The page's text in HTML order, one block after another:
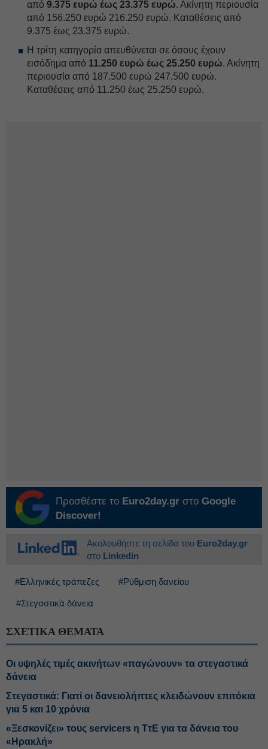
από 9.375 ευρώ έως 23.375 ευρώ. Ακίνητη περιουσία
από 156.250 ευρώ 216.250 ευρώ. Καταθέσεις από
9.375 έως 23.375 ευρώ.
Η τρίτη κατηγορία απευθύνεται σε όσους έχουν
εισόδημα από 11.250 ευρώ έως 25.250 ευρώ. Ακίνητη
περιουσία από 187.500 ευρώ 247.500 ευρώ.
Καταθέσεις από 11.250 έως 25.250 ευρώ.
Προσθέστε το Euro2day.gr στο Google
Discover!
Ακολουθήστε τη σελίδα του Euro2day.gr
στο Linkedin
#Ελληνικές τράπεζες #Ρύθμιση δανείου
#Στεγαστικά δάνεια
ΣΧΕΤΙΚΑ ΘΕΜΑΤΑ
Οι υψηλές τιμές ακινήτων «παγώνουν» τα στεγαστικά
δάνεια
Στεγαστικά: Γιατί οι δανειολήπτες κλειδώνουν επιτόκια
για 5 και 10 χρόνια
«Ξεσκονίζει» τους servicers η ΤτΕ για τα δάνεια του
«Ηρακλή»